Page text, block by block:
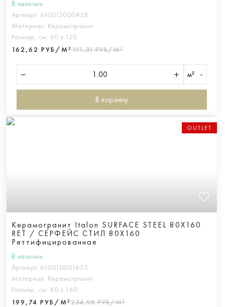
В наличии
Артикул: 610015000438
Материал: Керамогранит
Размер, см: 60 х 120
162,62 РУБ/М²191,31 РУБ/М²
м²
В корзину
OUTLET
Керамогранит Italon SURFACE STEEL 80X160
RET / СЕРФЕЙС СТИЛ 80X160
Реттифицированная
В наличии
Артикул: 610010001655
Материал: Керамогранит
Размер, см: 80 х 160
199,74 РУБ/М²234,98 РУБ/М²